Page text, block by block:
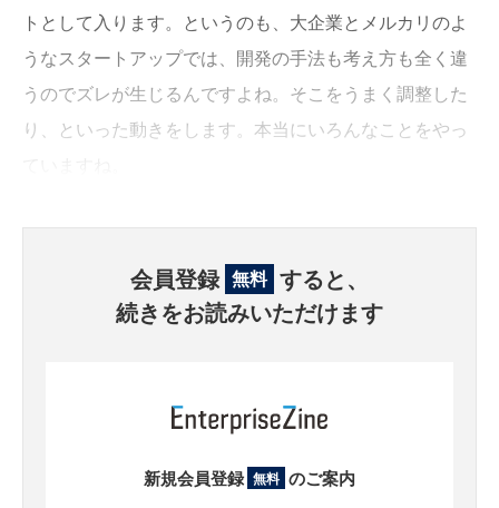
トとして入ります。というのも、大企業とメルカリのよ
うなスタートアップでは、開発の手法も考え方も全く違
うのでズレが生じるんですよね。そこをうまく調整した
り、といった動きをします。本当にいろんなことをやっ
会員登録 無料 すると、
続きをお読みいただけます
新規会員登録 無料 のご案内